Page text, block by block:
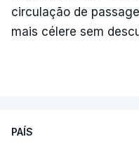
circulação de
mais célere sem
PAÍS